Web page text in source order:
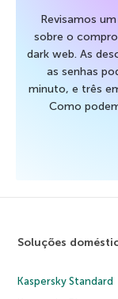
Revisamos
sobre o
dark web. As
as senhas
minuto, e três
Como
Soluções
Kaspersky Standard